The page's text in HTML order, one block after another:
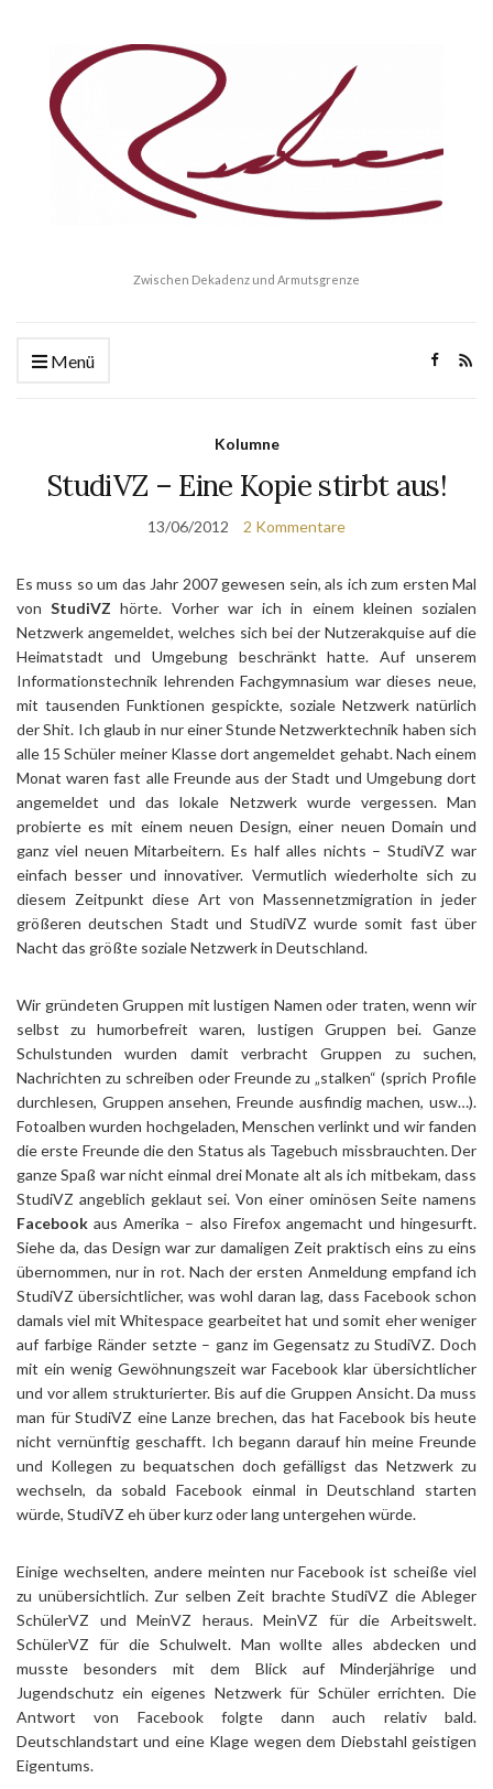
Zwischen Dekadenz und Armutsgrenze
Menü
Kolumne
StudiVZ – Eine Kopie stirbt aus!
13/06/2012 2 Kommentare
Es muss so um das Jahr 2007 gewesen sein, als ich zum ersten Mal
vonStudiVZ hörte. Vorher war ich in einem kleinen sozialen
Netzwerk angemeldet, welches sich bei der Nutzerakquise auf die
Heimatstadt und Umgebung beschränkt hatte. Auf unserem
Informationstechnik lehrenden Fachgymnasium war dieses neue,
mit tausenden Funktionen gespickte, soziale Netzwerk natürlich
der Shit. Ich glaub in nur einer Stunde Netzwerktechnik haben sich
alle 15 Schüler meiner Klasse dort angemeldet gehabt. Nach einem
Monat waren fast alle Freunde aus der Stadt und Umgebung dort
angemeldet und das lokale Netzwerk wurde vergessen. Man
probierte es mit einem neuen Design, einer neuen Domain und
ganz viel neuen Mitarbeitern. Es half alles nichts – StudiVZ war
einfach besser und innovativer. Vermutlich wiederholte sich zu
diesem Zeitpunkt diese Art von Massennetzmigration in jeder
größeren deutschen Stadt und StudiVZ wurde somit fast über
Nacht das größte soziale Netzwerk in Deutschland.
Wir gründeten Gruppen mit lustigen Namen oder traten, wenn wir
selbst zu humorbefreit waren, lustigen Gruppen bei. Ganze
Schulstunden wurden damit verbracht Gruppen zu suchen,
Nachrichten zu schreiben oder Freunde zu „stalken“ (sprich Profile
durchlesen, Gruppen ansehen, Freunde ausfindig machen, usw…).
Fotoalben wurden hochgeladen, Menschen verlinkt und wir fanden
die erste Freunde die den Status als Tagebuch missbrauchten. Der
ganze Spaß war nicht einmal drei Monate alt als ich mitbekam, dass
StudiVZ angeblich geklaut sei. Von einer ominösen Seite namens
Facebook aus Amerika – also Firefox angemacht und hingesurft.
Siehe da, das Design war zur damaligen Zeit praktisch eins zu eins
übernommen, nur in rot. Nach der ersten Anmeldung empfand ich
StudiVZ übersichtlicher, was wohl daran lag, dass Facebook schon
damals viel mit Whitespace gearbeitet hat und somit eher weniger
auf farbige Ränder setzte – ganz im Gegensatz zu StudiVZ. Doch
mit ein wenig Gewöhnungszeit war Facebook klar übersichtlicher
und vor allem strukturierter. Bis auf die Gruppen Ansicht. Da muss
man für StudiVZ eine Lanze brechen, das hat Facebook bis heute
nicht vernünftig geschafft. Ich begann darauf hin meine Freunde
und Kollegen zu bequatschen doch gefälligst das Netzwerk zu
wechseln, da sobald Facebook einmal in Deutschland starten
würde, StudiVZ eh über kurz oder lang untergehen würde.
Einige wechselten, andere meinten nur Facebook ist scheiße viel
zu unübersichtlich. Zur selben Zeit brachte StudiVZ die Ableger
SchülerVZ und MeinVZ heraus. MeinVZ für die Arbeitswelt.
SchülerVZ für die Schulwelt. Man wollte alles abdecken und
musste besonders mit dem Blick auf Minderjährige und
Jugendschutz ein eigenes Netzwerk für Schüler errichten. Die
Antwort von Facebook folgte dann auch relativ bald.
Deutschlandstart und eine Klage wegen dem Diebstahl geistigen
Eigentums.